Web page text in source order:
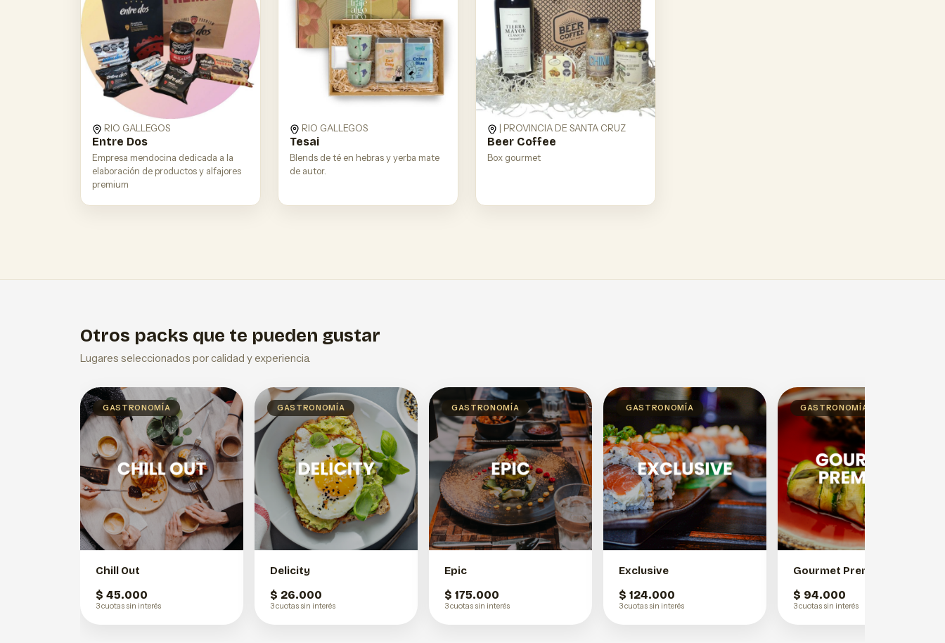
RIO GALLEGOS
Entre Dos
Empresa mendocina dedicada a la
elaboración de productos y alfajores
premium
RIO GALLEGOS
Tesai
Blends de té en hebras y yerba mate
de autor.
| PROVINCIA DE SANTA CRUZ
Beer Coffee
Box gourmet
Otros packs que te pueden gustar
Lugares seleccionados por calidad y experiencia.
GASTRONOMÍA
Chill Out
$ 45.000
3 cuotas sin interés
GASTRONOMÍA
Delicity
$ 26.000
3 cuotas sin interés
GASTRONOMÍA
Epic
$ 175.000
3 cuotas sin interés
GASTRONOMÍA
Exclusive
$ 124.000
3 cuotas sin interés
GASTRONOMÍA
Gourmet Premium
$ 94.000
3 cuotas sin interés